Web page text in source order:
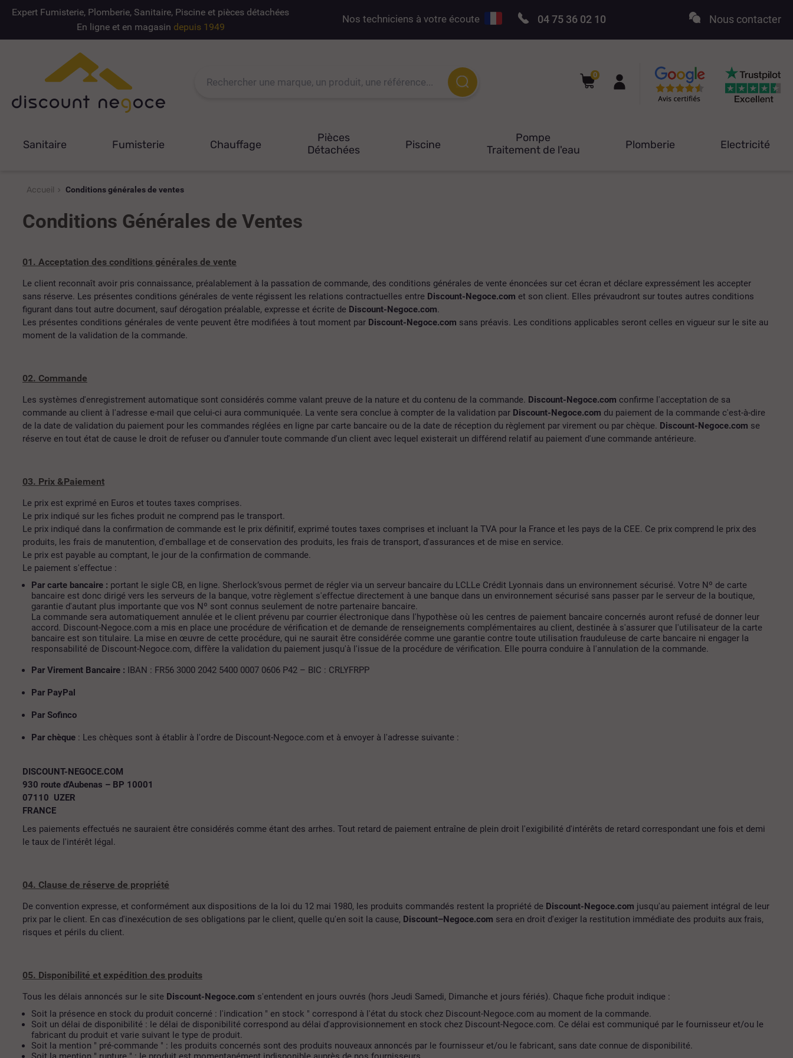
Expert Fumisterie, Plomberie, Sanitaire, Piscine et pièces détachées
En ligne et en magasin depuis 1949
Nos techniciens à votre écoute 04 75 36 02 10 Nous contacter
0
Sanitaire Fumisterie Chauffage
Pièces
Détachées
Piscine
Pompe
Traitement de l'eau
Plomberie Electricité
Accueil Conditions générales de ventes
Conditions Générales de Ventes
01. Acceptation des conditions générales de vente
Le client reconnaît avoir pris connaissance, préalablement à la passation de commande, des conditions générales de vente énoncées sur cet écran et déclare expressément les accepter
sans réserve. Les présentes conditions générales de vente régissent les relations contractuelles entre Discount-Negoce.com et son client. Elles prévaudront sur toutes autres conditions
figurant dans tout autre document, sauf dérogation préalable, expresse et écrite de Discount-Negoce.com.
Les présentes conditions générales de vente peuvent être modifiées à tout moment par Discount-Negoce.com sans préavis. Les conditions applicables seront celles en vigueur sur le site au
moment de la validation de la commande.
02. Commande
Les systèmes d'enregistrement automatique sont considérés comme valant preuve de la nature et du contenu de la commande. Discount-Negoce.com confirme l'acceptation de sa
commande au client à l'adresse e-mail que celui-ci aura communiquée. La vente sera conclue à compter de la validation par Discount-Negoce.com du paiement de la commande c'est-à-dire
de la date de validation du paiement pour les commandes réglées en ligne par carte bancaire ou de la date de réception du règlement par virement ou par chèque. Discount-Negoce.com se
réserve en tout état de cause le droit de refuser ou d'annuler toute commande d'un client avec lequel existerait un différend relatif au paiement d'une commande antérieure.
03. Prix &Paiement
Le prix est exprimé en Euros et toutes taxes comprises.
Le prix indiqué sur les fiches produit ne comprend pas le transport.
Le prix indiqué dans la confirmation de commande est le prix définitif, exprimé toutes taxes comprises et incluant la TVA pour la France et les pays de la CEE. Ce prix comprend le prix des
produits, les frais de manutention, d'emballage et de conservation des produits, les frais de transport, d'assurances et de mise en service.
Le prix est payable au comptant, le jour de la confirmation de commande.
Le paiement s'effectue :
Par carte bancaire : portant le sigle CB, en ligne. Sherlock’svous permet de régler via un serveur bancaire du LCLLe Crédit Lyonnais dans un environnement sécurisé. Votre Nº de carte
bancaire est donc dirigé vers les serveurs de la banque, votre règlement s'effectue directement à une banque dans un environnement sécurisé sans passer par le serveur de la boutique,
garantie d'autant plus importante que vos Nº sont connus seulement de notre partenaire bancaire.
La commande sera automatiquement annulée et le client prévenu par courrier électronique dans l'hypothèse où les centres de paiement bancaire concernés auront refusé de donner leur
accord. Discount-Negoce.com a mis en place une procédure de vérification et de demande de renseignements complémentaires au client, destinée à s'assurer que l'utilisateur de la carte
bancaire est son titulaire. La mise en œuvre de cette procédure, qui ne saurait être considérée comme une garantie contre toute utilisation frauduleuse de carte bancaire ni engager la
responsabilité de Discount-Negoce.com, diffère la validation du paiement jusqu'à l'issue de la procédure de vérification. Elle pourra conduire à l'annulation de la commande.
Par Virement Bancaire : IBAN : FR56 3000 2042 5400 0007 0606 P42 – BIC : CRLYFRPP
Par PayPal
Par Sofinco
Par chèque : Les chèques sont à établir à l'ordre de Discount-Negoce.com et à envoyer à l'adresse suivante :
DISCOUNT-NEGOCE.COM
930 route d'Aubenas – BP 10001
07110 UZER
FRANCE
Les paiements effectués ne sauraient être considérés comme étant des arrhes. Tout retard de paiement entraîne de plein droit l'exigibilité d'intérêts de retard correspondant une fois et demi
le taux de l'intérêt légal.
04. Clause de réserve de propriété
De convention expresse, et conformément aux dispositions de la loi du 12 mai 1980, les produits commandés restent la propriété de Discount-Negoce.com jusqu'au paiement intégral de leur
prix par le client. En cas d'inexécution de ses obligations par le client, quelle qu'en soit la cause, Discount–Negoce.com sera en droit d'exiger la restitution immédiate des produits aux frais,
risques et périls du client.
05. Disponibilité et expédition des produits
Tous les délais annoncés sur le site Discount-Negoce.com s'entendent en jours ouvrés (hors Jeudi Samedi, Dimanche et jours fériés). Chaque fiche produit indique :
Soit la présence en stock du produit concerné : l'indication " en stock " correspond à l'état du stock chez Discount-Negoce.com au moment de la commande.
Soit un délai de disponibilité : le délai de disponibilité correspond au délai d'approvisionnement en stock chez Discount-Negoce.com. Ce délai est communiqué par le fournisseur et/ou le
fabricant du produit et varie suivant le type de produit.
Soit la mention " pré-commande " : les produits concernés sont des produits nouveaux annoncés par le fournisseur et/ou le fabricant, sans date connue de disponibilité.